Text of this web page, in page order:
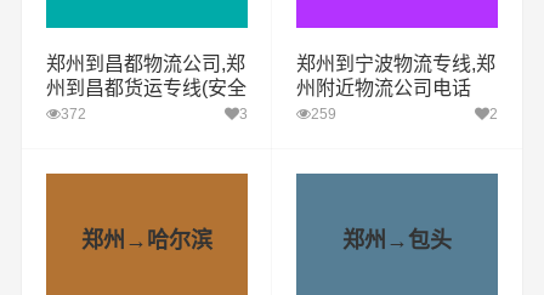
郑州到昌都物流公司,郑
州到昌都货运专线(安全
高效)
372 3
郑州到宁波物流专线,郑
州附近物流公司电话
259 2
郑州→哈尔滨 郑州→包头